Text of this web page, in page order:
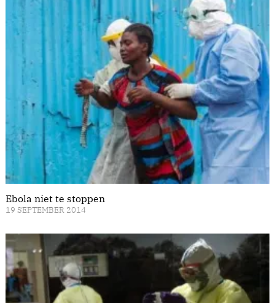
Ebola niet te stoppen
19 SEPTEMBER 2014